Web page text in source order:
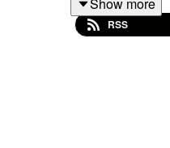
alternance.
découvertes
RSS